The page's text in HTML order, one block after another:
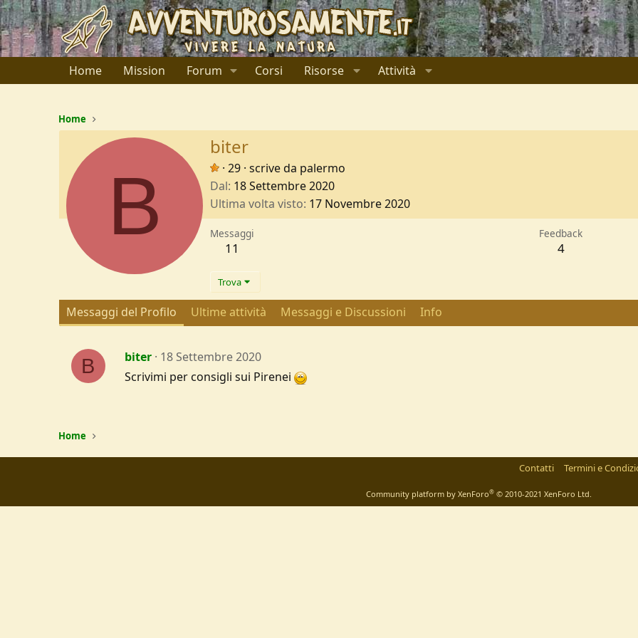
Home Mission Forum Corsi Risorse Attività
Home
B
biter
· 29 · scrive da palermo
Dal 18 Settembre 2020
Ultima volta visto 17 Novembre 2020
Messaggi
11
Feedback
4
Trova
Messaggi del Profilo Ultime attività Messaggi e Discussioni Info
B biter 18 Settembre 2020
Scrivimi per consigli sui Pirenei
Home
Contatti Termini e
Community platform by XenForo® © 2010-2021 XenForo Ltd.